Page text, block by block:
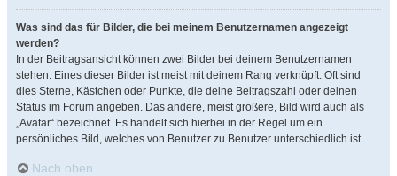
Was sind das für Bilder, die bei meinem Benutzernamen angezeigt
werden?
In der Beitragsansicht können zwei Bilder bei deinem Benutzernamen
stehen. Eines dieser Bilder ist meist mit deinem Rang verknüpft: Oft sind
dies Sterne, Kästchen oder Punkte, die deine Beitragszahl oder deinen
Status im Forum angeben. Das andere, meist größere, Bild wird auch als
„Avatar“ bezeichnet. Es handelt sich hierbei in der Regel um ein
persönliches Bild, welches von Benutzer zu Benutzer unterschiedlich ist.
Nach oben